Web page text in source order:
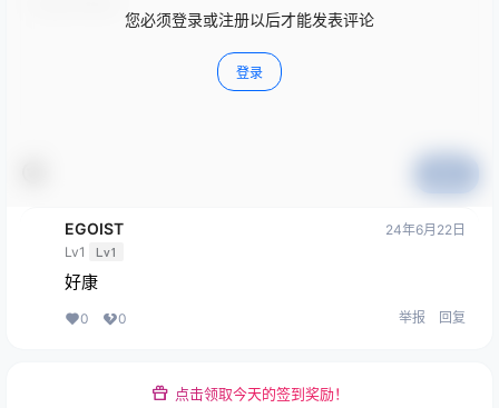
您必须登录或注册以后才能发表评论
登录
EGOIST
Lv1 Lv1
24年6月22日
好康
0 0 举报 回复
点击领取今天的签到奖励！